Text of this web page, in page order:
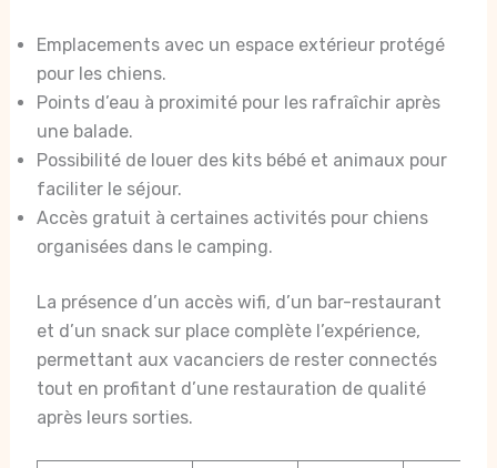
Emplacements avec un espace extérieur protégé
pour les chiens.
Points d’eau à proximité pour les rafraîchir après
une balade.
Possibilité de louer des kits bébé et animaux pour
faciliter le séjour.
Accès gratuit à certaines activités pour chiens
organisées dans le camping.
La présence d’un accès wifi, d’un bar-restaurant
et d’un snack sur place complète l’expérience,
permettant aux vacanciers de rester connectés
tout en profitant d’une restauration de qualité
après leurs sorties.